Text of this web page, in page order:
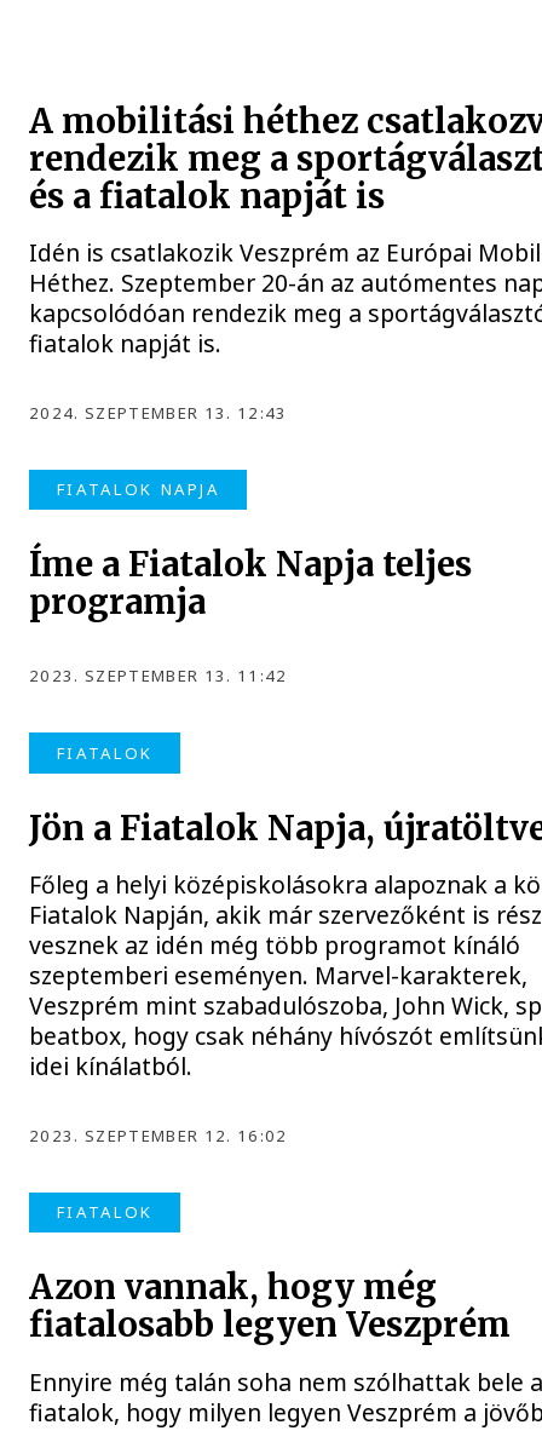
A mobilitási héthez
rendezik meg a
és a fiatalok napját is
Idén is csatlakozik Veszprém az Európai
Héthez. Szeptember 20-án az autómentes
kapcsolódóan rendezik meg a
fiatalok napját is.
2024. SZEPTEMBER 13. 12:43
FIATALOK NAPJA
Íme a Fiatalok Napja teljes
programja
2023. SZEPTEMBER 13. 11:42
FIATALOK
Jön a Fiatalok Napja,
Főleg a helyi középiskolásokra alapoznak a
Fiatalok Napján, akik már szervezőként is
vesznek az idén még több programot kínáló
szeptemberi eseményen. Marvel-karakterek,
Veszprém mint szabadulószoba, John Wick,
beatbox, hogy csak néhány hívószót
idei kínálatból.
2023. SZEPTEMBER 12. 16:02
FIATALOK
Azon vannak, hogy még
fiatalosabb legyen Veszprém
Ennyire még talán soha nem szólhattak bele
fiatalok, hogy milyen legyen Veszprém a